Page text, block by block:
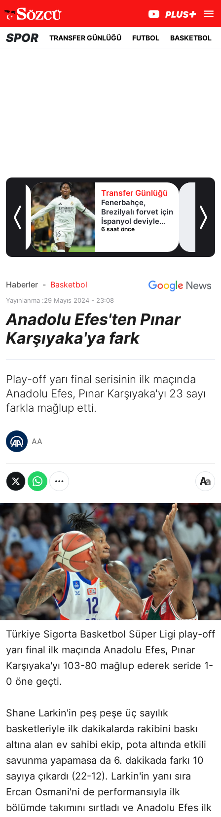
SPOR TRANSFER GÜNLÜĞÜ FUTBOL BASKETBOL
Transfer Günlüğü
Fenerbahçe,
Brezilyalı forvet için
İspanyol deviyle
masaya oturdu!
6 saat önce
Haberler - Basketbol
Yayınlanma :29 Mayıs 2024 - 23:08
Anadolu Efes'ten Pınar
Karşıyaka'ya fark
Play-off yarı final serisinin ilk maçında
Anadolu Efes, Pınar Karşıyaka'yı 23 sayı
farkla mağlup etti.
AA
Türkiye Sigorta Basketbol Süper Ligi play-off
yarı final ilk maçında Anadolu Efes, Pınar
Karşıyaka'yı 103-80 mağlup ederek seride 1-
0 öne geçti.
Shane Larkin'in peş peşe üç sayılık
basketleriyle ilk dakikalarda rakibini baskı
altına alan ev sahibi ekip, pota altında etkili
savunma yapamasa da 6. dakikada farkı 10
sayıya çıkardı (22-12). Larkin'in yanı sıra
Ercan Osmani'ni de performansıyla ilk
bölümde takımını sırtladı ve Anadolu Efes ilk